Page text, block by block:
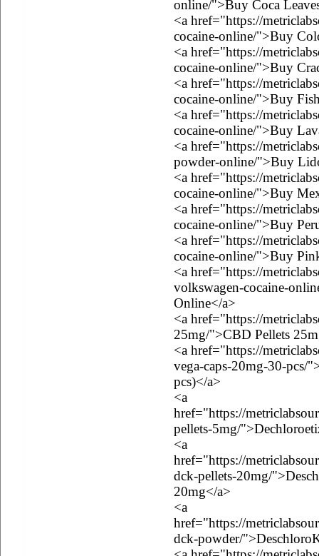
online/">Buy Coca
<a href="https://
cocaine-online/">Buy
<a href="https://
cocaine-online/">Buy
<a href="https://
cocaine-online/">Buy
<a href="https://
cocaine-online/">Buy
<a href="https://
powder-online/">Buy
<a href="https://
cocaine-online/">Buy
<a href="https://
cocaine-online/">Buy
<a href="https://
cocaine-online/">Buy
<a href="https://
volkswagen-cocaine-
Online</a>
<a href="https://
25mg/">CBD Pellets
<a href="https://
vega-caps-20mg-30-pcs/
pcs)</a>
<a
href="https://
pellets-5mg/
<a
href="https://
dck-pellets-20mg/
20mg</a>
<a
href="https://
dck-powder/